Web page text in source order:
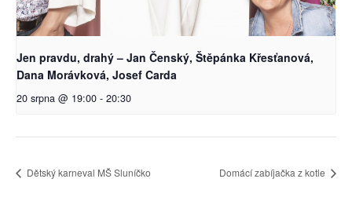
Jen pravdu, drahý – Jan Čenský, Štěpánka Křesťanová,
Dana Morávková, Josef Carda
20 srpna @ 19:00 - 20:30
Dětský karneval MŠ Sluníčko Domácí zabíjačka z kotle